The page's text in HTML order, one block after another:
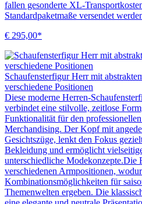
fallen gesonderte XL-
Standardpaketmaße versendet
€ 295,00*
Schaufensterfigur Herr mit
verschiedene Positionen
Diese moderne Herren-
verbindet eine stilvolle, zeitlose
Funktionalität für den
Merchandising. Der Kopf mit
Gesichtszüge, lenkt den Fokus
Bekleidung und ermöglicht
unterschiedliche Modekonzepte.Die
verschiedenen Armpositionen,
Kombinationsmöglichkeiten für
Themenwelten ergeben. Die